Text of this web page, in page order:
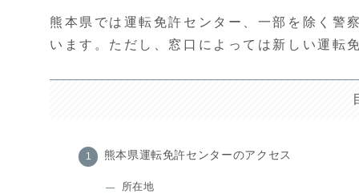
熊本県では運転免許センター、一部を除く警
います。ただし、窓口によっては新しい運転
熊本県運転免許センターのアクセス
所在地